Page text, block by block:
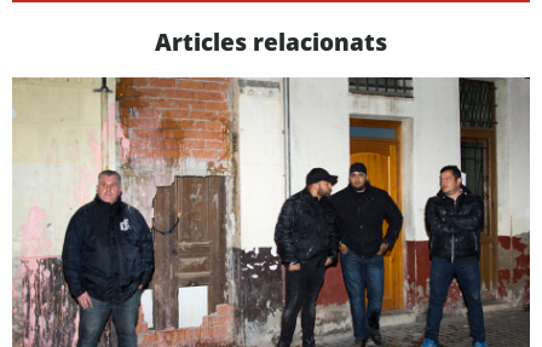
Articles relacionats